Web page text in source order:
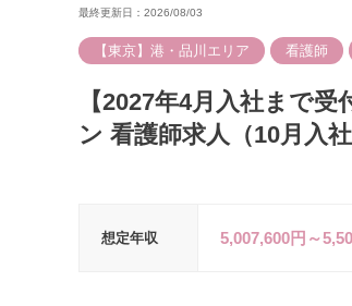
最終更新日：2026/08/03
【東京】港・品川エリア 看護師
【2027年4月入社まで
ン 看護師求人（10月入社
想定年収 5,007,600円～